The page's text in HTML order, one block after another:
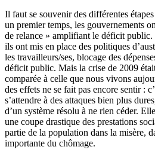
Il faut se souvenir des différentes
un premier temps, les gouvernements
de relance » amplifiant le déficit public.
ils ont mis en place des politiques
les travailleurs/ses, blocage des
déficit public. Mais la crise de 2009
comparée à celle que nous vivons
des effets ne se fait pas encore sentir :
s’attendre à des attaques bien plus
d’un système résolu à ne rien céder.
une coupe drastique des prestations
partie de la population dans la misère,
importante du chômage.